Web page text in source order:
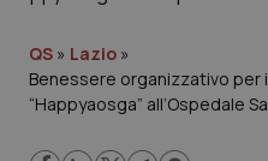
Governo e Parlamento
Regioni e Asl
QS » Lazio »
Benessere organizzativo per
“Happyaosga” all’Ospedale